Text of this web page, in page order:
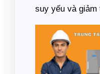
suy yếu và giảm